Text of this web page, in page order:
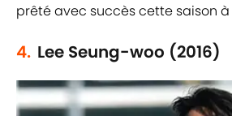
prêté avec succès cette saison à
4. Lee Seung-woo (2016)